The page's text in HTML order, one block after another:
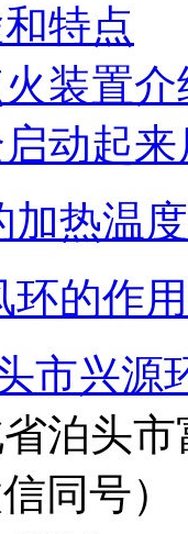
特点
装置介
动起
加热温
环的作用
市兴源
泊头
信同号